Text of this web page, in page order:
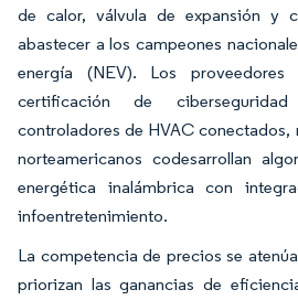
de calor, válvula de expansión y
abastecer a los campeones
energía (NEV). Los proveedores
certificación de
controladores de HVAC conectados,
norteamericanos codesarrollan
energética inalámbrica con
infoentretenimiento.
La competencia de precios se
priorizan las ganancias de